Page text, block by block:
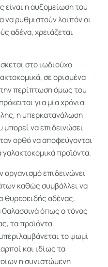
είναι η αυξομείωση του
να ρυθμιστούν λοιπόν οι
αδένα, χρειάζεται
στο ιωδιούχο
σε ορισμένα
περίπτωση όμως του
για μία χρόνια
η υπερκατανάλωση
να επιδεινώσει
ορθό να αποφεύγονται
προϊόντα.
επιδεινώνει
καθώς συμβάλλει να
θυρεοειδής αδένας.
θαλασσινά όπως ο τόνος
τα προϊόντα
το ψωμί
και ιδίως τα
η συνιστώμενη